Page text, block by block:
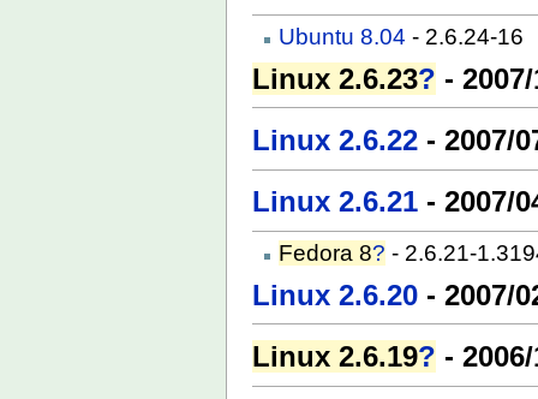
Ubuntu 8.04 - 2.6.24-16
Linux 2.6.23? -
Linux 2.6.22 - 2007/
Linux 2.6.21 - 2007/
Fedora 8? - 2.6.21-
Linux 2.6.20 - 2007/
Linux 2.6.19? -